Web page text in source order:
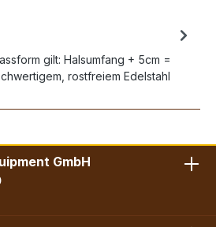
gilt: Halsumfang + 5cm =
rostfreiem Edelstahl
GmbH